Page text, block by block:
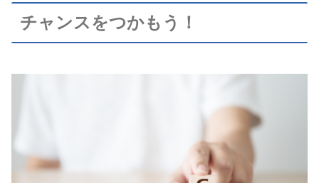
チャンスをつかもう！